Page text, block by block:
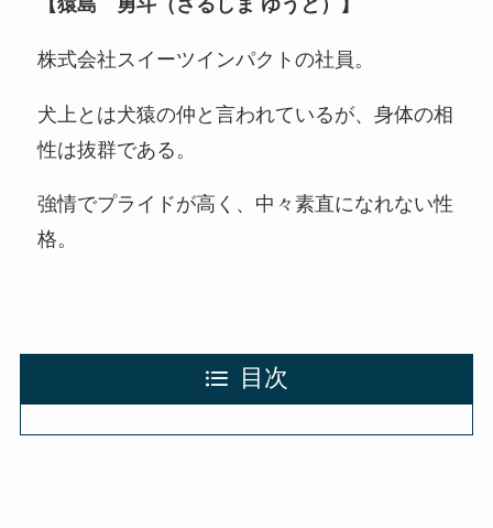
株式会社スイーツインパクトの社員。
犬上とは犬猿の仲と言われているが、身体の相
性は抜群である。
強情でプライドが高く、中々素直になれない性
格。
目次